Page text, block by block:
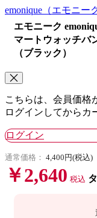
emonique （エモニー
エモニーク
マートウォッチバ
（ブラック）
こちらは、会員価格
ログインしてからカ
ログイン
通常価格： 4,400円(税込)
￥2,640 税込